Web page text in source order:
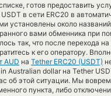
готов предоставить
в сети ERC20 в
установлены около
вами обменника при
так, что после перехода
к его оператору.
AUD на Tether ERC20 (USDT)
Australian dollar на Tether
об этой ситуации. Мы
пункта, либо